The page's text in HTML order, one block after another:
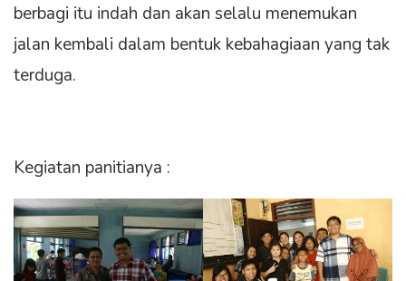
berbagi itu indah dan akan selalu menemukan
jalan kembali dalam bentuk kebahagiaan yang tak
terduga.
Kegiatan panitianya :